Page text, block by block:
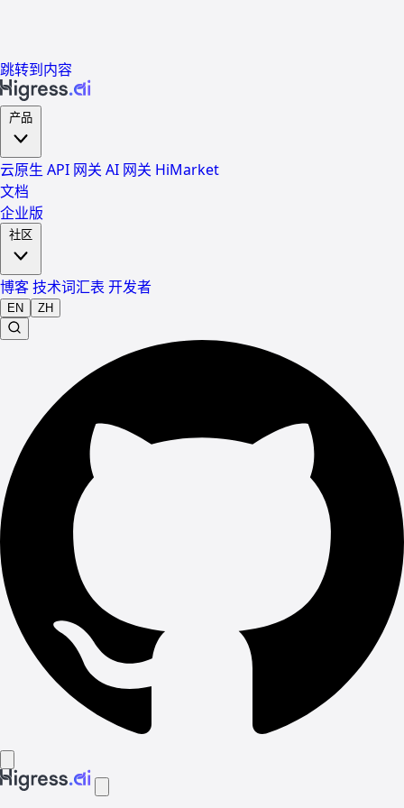
跳转到内容
云原生 API 网关 AI 网关 HiMarket
文档
企业版
博客技术词汇表 开发者
EN ZH